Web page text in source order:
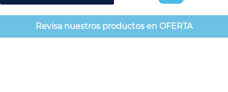
Revisa nuestros productos en OFERTA